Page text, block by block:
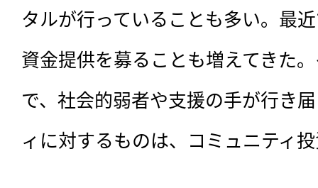
タルが行っていることも多い。最
資金提供を募ることも増えてきた
で、社会的弱者や支援の手が行き
ィに対するものは、コミュニティ